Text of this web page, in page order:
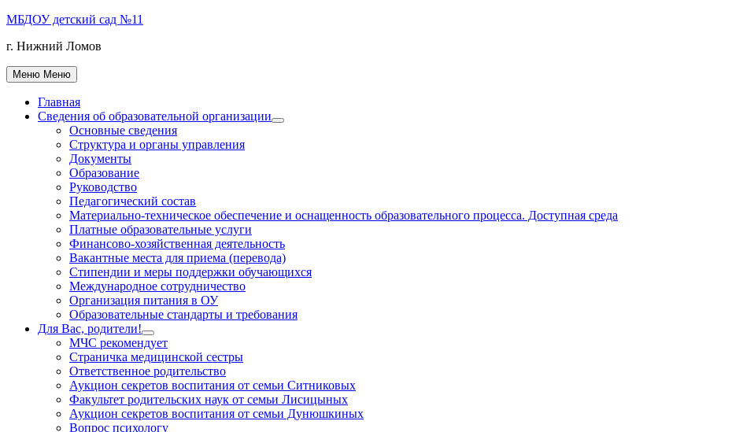
Перейти
содержимому
МБДОУ детский сад №11
г. Нижний Ломов
Меню Меню
Главная
Сведения об образовательной организации
Показать
Основные сведения
Структура и органы управления
Документы
Образование
Руководство
Педагогический состав
Материально-техническое обеспечение и оснащенность образовательного процесса. Доступная среда
Платные образовательные услуги
Финансово-хозяйственная деятельность
Вакантные места для приема (перевода)
Стипендии и меры поддержки обучающихся
Международное сотрудничество
Организация питания в ОУ
Образовательные стандарты и требования
Для Вас, родители!
Показать
подменю
МЧС рекомендует
Страничка медицинской сестры
Ответственное родительство
Аукцион секретов воспитания от семьи Ситниковых
Факультет родительских наук от семьи Лисицыных
Аукцион секретов воспитания от семьи Дунюшкиных
Вопрос психологу